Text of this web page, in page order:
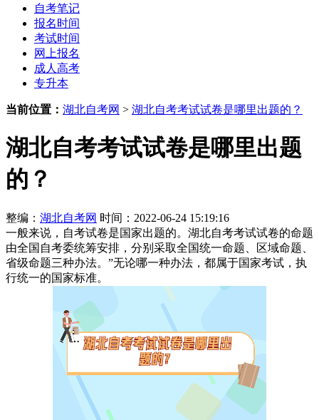
自考笔记
报名时间
考试时间
网上报名
成人高考
专升本
当前位置： 湖北自考网 > 湖北自考考试试卷是哪里出题的？
湖北自考考试试卷是哪里出题
的？
整编： 湖北自考网 时间：2022-06-24 15:19:16
一般来说，自考试卷是国家出题的。湖北自考考试试卷的命题
由全国自考委统筹安排，分别采取全国统一命题、区域命题、
省级命题三种办法。”无论哪一种办法，都属于国家考试，执
行统一的国家标准。